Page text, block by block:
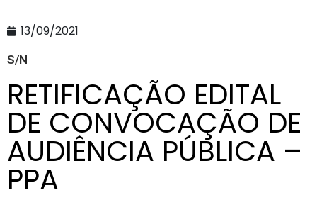
13/09/2021
S/N
RETIFICAÇÃO EDITAL
DE CONVOCAÇÃO DE
AUDIÊNCIA PÚBLICA –
PPA